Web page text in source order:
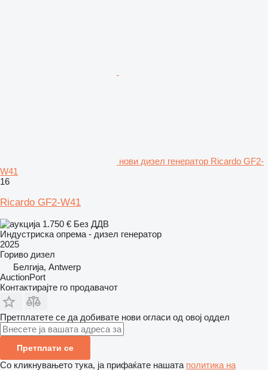
нови дизел генератор Ricardo GF2-
W41
16
Ricardo GF2-W41
1.750 € Без ДДВ
Индустриска опрема - дизел генератор
2025
Гориво дизел
Белгија, Antwerp
AuctionPort
Контактирајте го продавачот
Претплатете се да добивате нови огласи од овој оддел
Претплати се
Со кликнувањето тука, ја прифаќате нашата политика на